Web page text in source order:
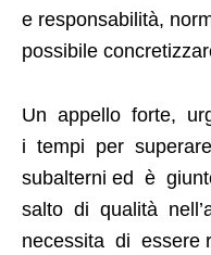
e responsabilità,
possibile
Un appello forte,
i tempi per
subalterni ed è
salto di qualità
necessita di essere